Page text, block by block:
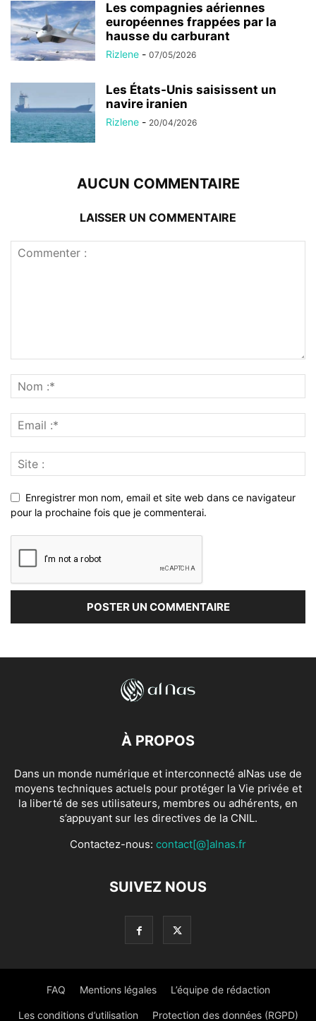
Les compagnies aériennes
européennes frappées par la
hausse du carburant
Rizlene - 07/05/2026
Les États-Unis saisissent un
navire iranien
Rizlene - 20/04/2026
AUCUN COMMENTAIRE
LAISSER UN COMMENTAIRE
Enregistrer mon nom, email et site web dans ce navigateur
pour la prochaine fois que je commenterai.
À PROPOS
Dans un monde numérique et interconnecté alNas use de
moyens techniques actuels pour protéger la Vie privée et
la liberté de ses utilisateurs, membres ou adhérents, en
s’appuyant sur les directives de la CNIL.
Contactez-nous: contact[@]alnas.fr
SUIVEZ NOUS
FAQ Mentions légales L’équipe de rédaction
Les conditions d’utilisation Protection des données (RGPD)